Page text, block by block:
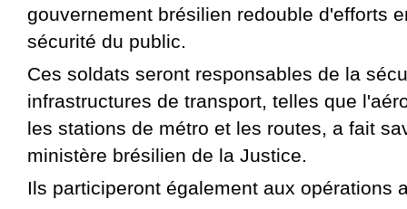
gouvernement brésilien redouble d'efforts
sécurité du public.
Ces soldats seront responsables de la
infrastructures de transport, telles que
les stations de métro et les routes, a fait
ministère brésilien de la Justice.
Ils participeront également aux opérations